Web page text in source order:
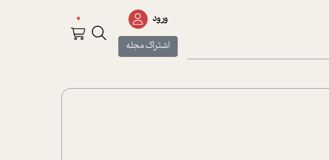
ورود
اشتراک مجله
0